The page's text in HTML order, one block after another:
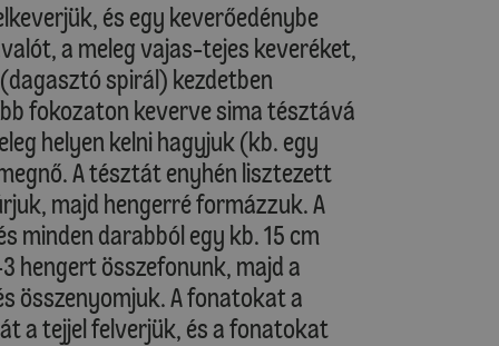
és egy keverőedénybe
a meleg vajas-tejes keveréket,
spirál) kezdetben
fokozaton keverve sima tésztává
helyen kelni hagyjuk (kb. egy
A tésztát enyhén lisztezett
majd hengerré formázzuk. A
minden darabból egy kb. 15 cm
hengert összefonunk, majd a
összenyomjuk. A fonatokat a
a tejjel felverjük, és a fonatokat